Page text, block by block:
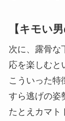
【キモい
次に、露骨な
応を楽しむと
こういった特
すら逃げの姿
たとえカマト